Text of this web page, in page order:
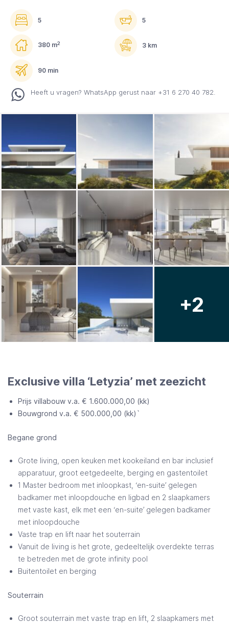
5 5
380 m2 3 km
90 min
Heeft u vragen? WhatsApp gerust naar +31 6 270 40 782.
+2
Exclusive villa ‘Letyzia’ met zeezicht
Prijs villabouw v.a. € 1.600.000,00 (kk)
Bouwgrond v.a. € 500.000,00 (kk)`
Begane grond
Grote living, open keuken met kookeiland en bar inclusief
apparatuur, groot eetgedeelte, berging en gastentoilet
1 Master bedroom met inloopkast, ‘en-suite’ gelegen
badkamer met inloopdouche en ligbad en 2 slaapkamers
met vaste kast, elk met een ‘en-suite’ gelegen badkamer
met inloopdouche
Vaste trap en lift naar het souterrain
Vanuit de living is het grote, gedeeltelijk overdekte terras
te betreden met de grote infinity pool
Buitentoilet en berging
Souterrain
Groot souterrain met vaste trap en lift, 2 slaapkamers met